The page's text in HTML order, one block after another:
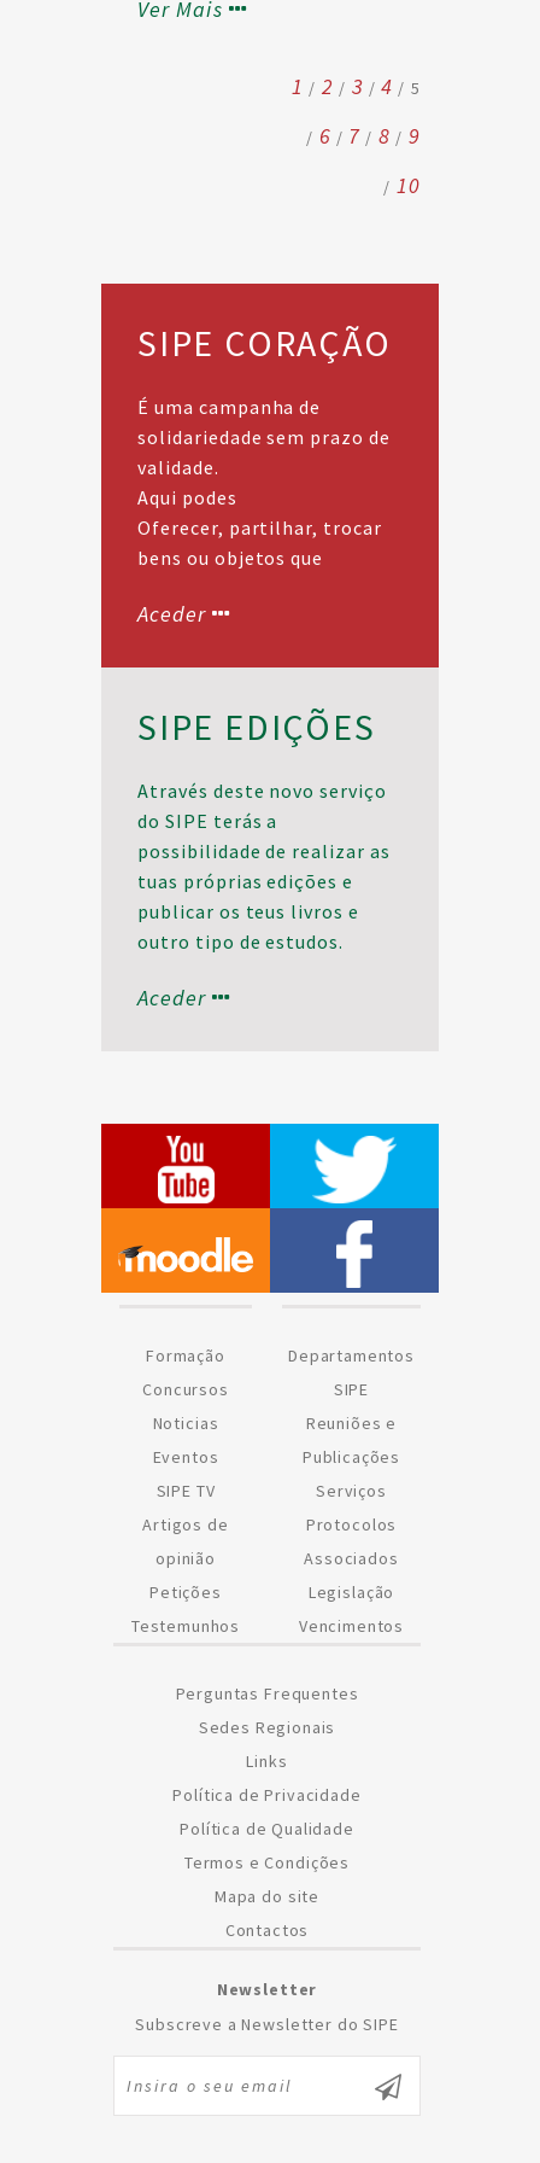
tornar possível uma melhor
melhores resultados no
A não discriminação
salarial de quem se
imposta aos estados-
membros;
Adere juntos somos uma força!
Consulta o Pré-aviso de
Greve (pdf)
Ver Mais
1 2 3 4 5
6 7 8
9
10
SIPE CORAÇÃO
É uma campanha de
solidariedade sem prazo de
validade.
Aqui podes
Oferecer, partilhar, trocar
bens ou objetos que
e que possam ter utilidade
Aceder
SIPE EDIÇÕES
Através deste novo serviço
do SIPE terás a
possibilidade de realizar as
tuas próprias edições e
publicar os teus livros e
outro tipo de estudos.
email para
Aceder
Formação
Concursos
Noticias
Eventos
SIPE TV
Artigos de
opinião
Petições
Testemunhos
Departamentos
SIPE
Reuniões e
Publicações
Serviços
Protocolos
Associados
Legislação
Vencimentos
Perguntas Frequentes
Sedes Regionais
Links
Política de Privacidade
Política de Qualidade
Termos e Condições
Mapa do site
Contactos
Newsletter
Subscreve a Newsletter do SIPE